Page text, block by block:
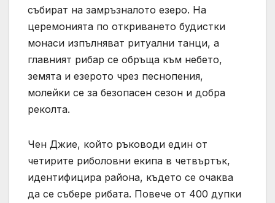
събират на замръзналото езеро. На
церемонията по откриването будистки
монаси изпълняват ритуални танци, а
главният рибар се обръща към небето,
земята и езерото чрез песнопения,
молейки се за безопасен сезон и добра
реколта.
Чен Джие, който ръководи един от
четирите риболовни екипа в четвъртък,
идентифицира района, където се очаква
да се събере рибата. Повече от 400 дупки